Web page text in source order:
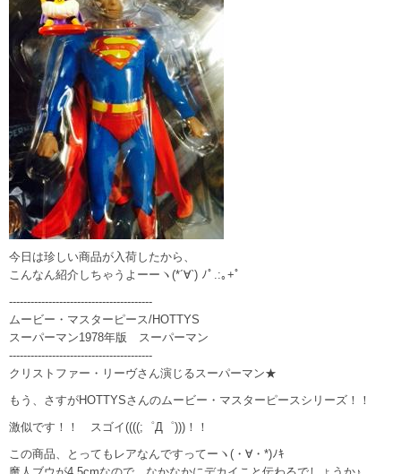
今日は珍しい商品が入荷したから、
こんなん紹介しちゃうよーーヽ(*´∀`) ﾉﾟ.:｡+ﾟ
----------------------------------------
ムービー・マスターピース/HOTTYS
スーパーマン1978年版 スーパーマン
----------------------------------------
クリストファー・リーヴさん演じるスーパーマン★
もう、さすがHOTTYSさんのムービー・マスターピースシリーズ！！
激似です！！ スゴイ((((;゜Д゜)))！！
この商品、とってもレアなんですってーヽ(・∀・*)ﾉｷ